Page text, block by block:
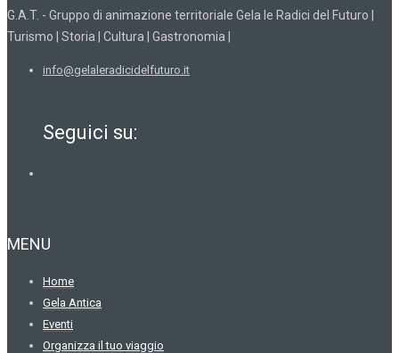
G.A.T. - Gruppo di animazione territoriale Gela le Radici del Futuro |
Turismo | Storia | Cultura | Gastronomia |
info@gelaleradicidelfuturo.it
Seguici su:
MENU
Home
Gela Antica
Eventi
Organizza il tuo viaggio